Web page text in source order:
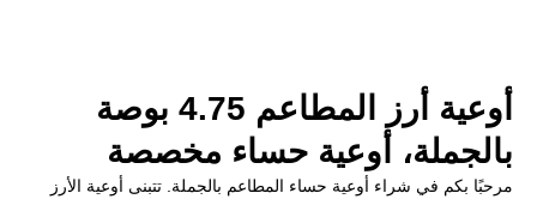
أوعية أرز المطاعم 4.75 بوصة
بالجملة، أوعية حساء مخصصة
مرحبًا بكم في شراء أوعية حساء المطاعم بالجملة. تتبنى أوعية الأرز